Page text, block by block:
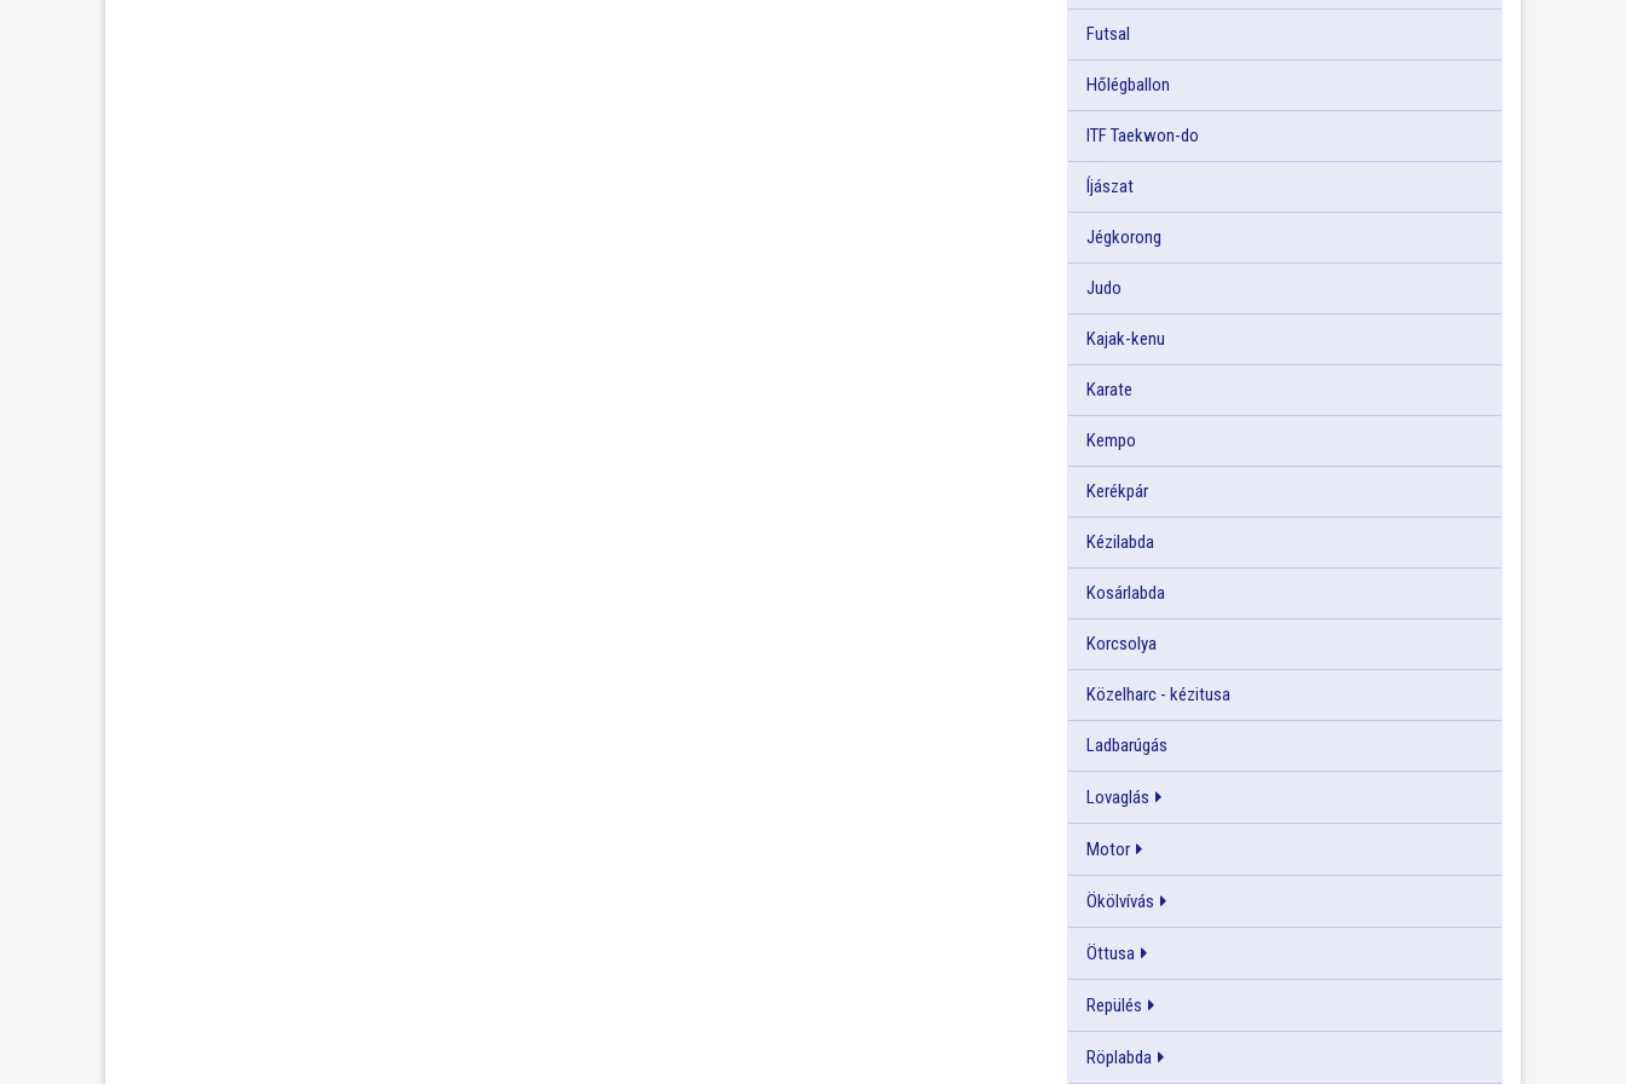
Futsal
Hőlégballon
ITF Taekwon-do
Íjászat
Jégkorong
Judo
Kajak-kenu
Karate
Kempo
Kerékpár
Kézilabda
Kosárlabda
Korcsolya
Közelharc - kézitusa
Ladbarúgás
Lovaglás
Motor
Ökölvívás
Öttusa
Repülés
Röplabda